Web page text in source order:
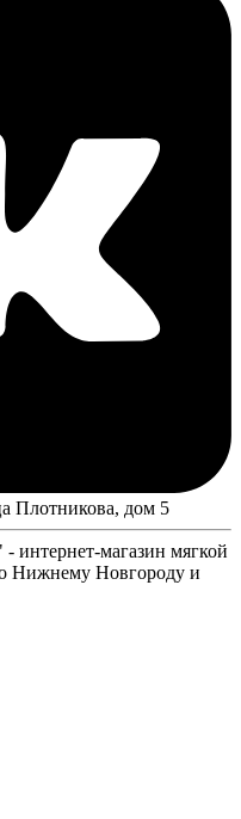
Плотникова, дом 5
магазин мягкой
Нижнему Новгороду и